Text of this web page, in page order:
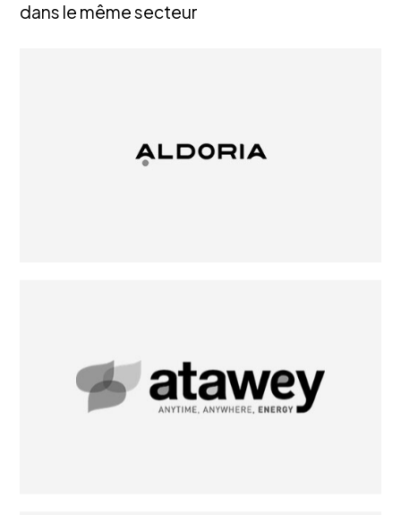
dans le même secteur